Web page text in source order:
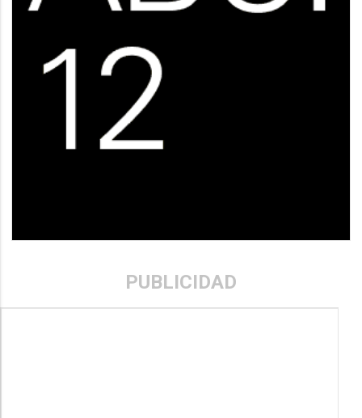
PUBLICIDAD